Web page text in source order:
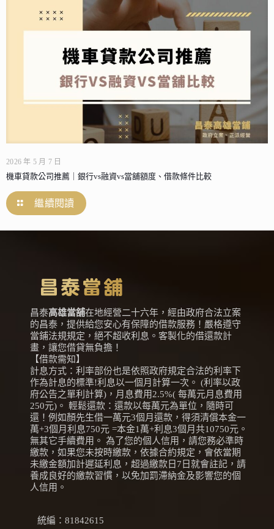
2026 年 5 月 7 日
機車貸款公司推薦｜銀行vs融資vs當舖額度、借款條件比較
繼續閱讀
昌泰高雄當舖在地經營二十六年，經由政府合法立案
的昌泰，提供給您安心有保障的借款服務！嚴格遵守
當鋪法規規定，絕不超收利息。客製化的借還款計
畫，讓您借貸無負擔！
【借款需知】
計息方式：利率部份也是依照政府規定合法的利率下
作為計息的標準!利息以一個月計算一次。 (利率以政
府公告之單利計算)，月息費用2.5%( 每萬元月息費用
250元)。 輕鬆還款：還款以每萬元為單位，隨時可
還！例如顏先生借一萬元3個月還款，得須清償本金一
萬+3個月利息750元 =本金1萬+利息3個月共10750元。
無其它手續費用。 為了您的個人信用，請您務必準時
繳款，如果您未按時繳款，依據合約規定，會依當期
未繳金額加計遲延利息，超過繳款日7日就會註記，請
養成良好的繳款習慣，以免加罰滯納金及影響您的個
人信用。
統編：81842615